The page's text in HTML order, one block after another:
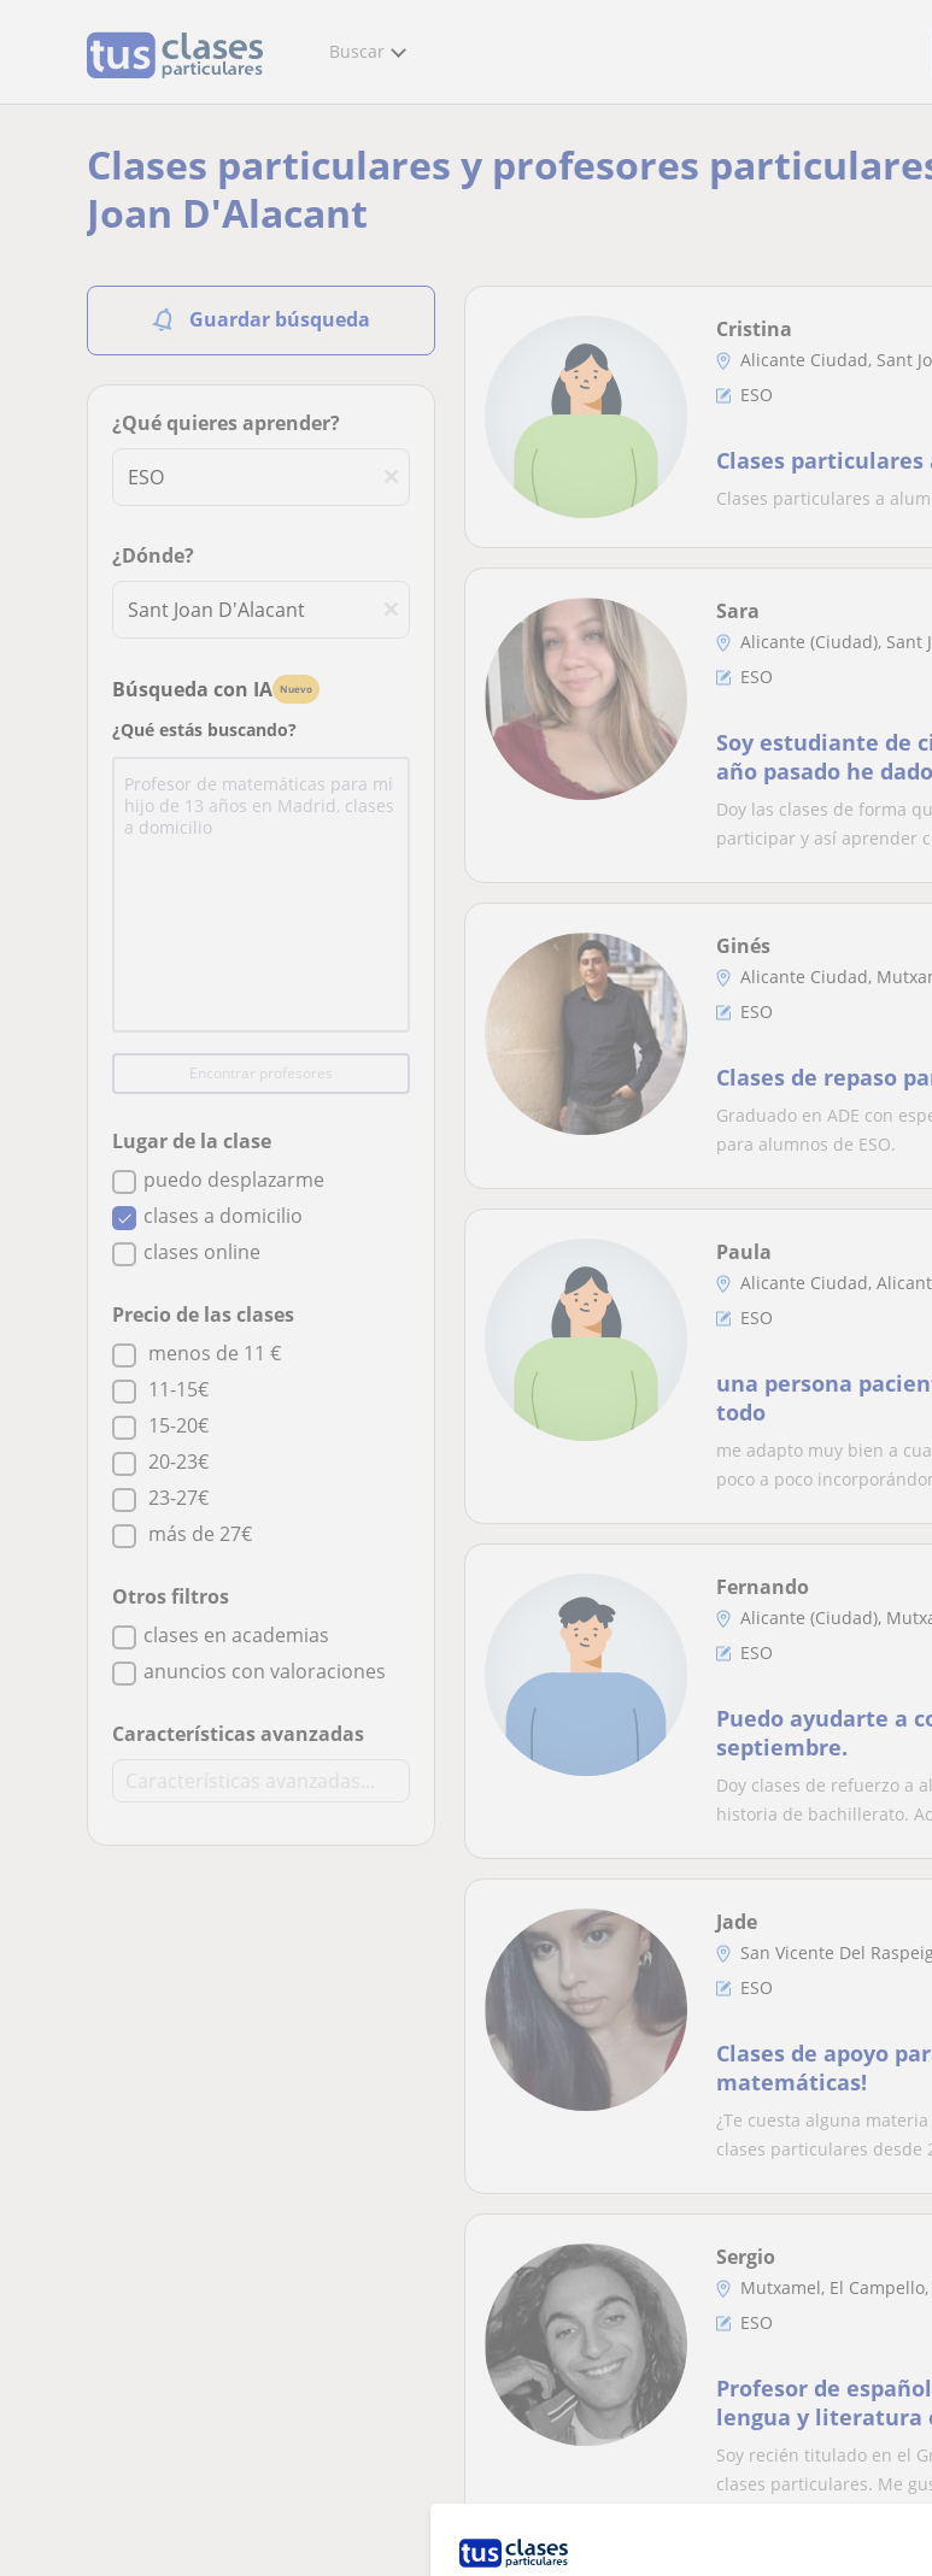
Buscar
Clases particulares y profesores
Joan D'Alacant
Guardar búsqueda
¿Qué quieres aprender?
¿Dónde?
Búsqueda con IA Nuevo
¿Qué estás buscando?
Encontrar profesores
Lugar de la clase
puedo desplazarme
clases a domicilio
clases online
Precio de las clases
menos de 11 €
11-15€
15-20€
20-23€
23-27€
más de 27€
Otros filtros
clases en academias
anuncios con valoraciones
Características avanzadas
Cristina
Alicante Ciudad, Sant
ESO
Clases particulares
Clases particulares a
Sara
Alicante (Ciudad), Sant
ESO
Soy estudiante de
año pasado he
matemáticas y
Doy las clases de forma
participar y así aprender
Ginés
Alicante Ciudad,
ESO
Clases de repaso
Graduado en ADE con
para alumnos de ESO.
Paula
Alicante Ciudad,
ESO
una persona
todo
me adapto muy bien a
poco a poco
Fernando
Alicante (Ciudad),
ESO
Puedo ayudarte a
septiembre.
Doy clases de refuerzo a
historia de bachillerato.
Jade
San Vicente Del
ESO
Clases de apoyo
matemáticas!
¿Te cuesta alguna
clases particulares desde
Sergio
Mutxamel, El Campello,
ESO
Profesor de
lengua y literatura
materias de
Soy recién titulado en el
clases particulares. Me